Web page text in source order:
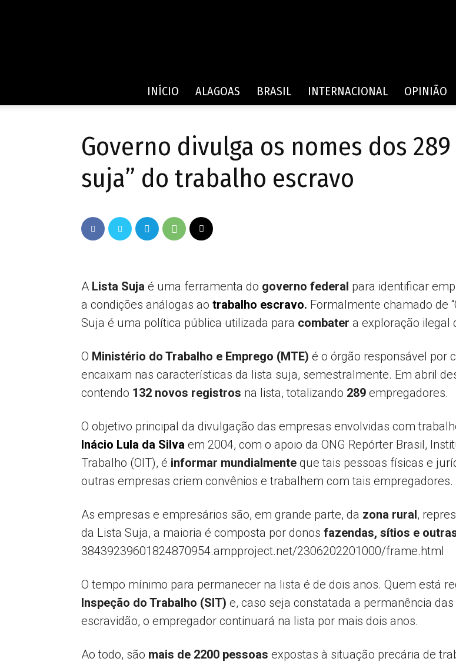
de
Popular
AL
INÍCIO ALAGOAS BRASIL INTERNACIONAL OPINIÃO
Governo divulga os nomes dos
suja” do trabalho escravo
A Lista Suja é uma ferramenta do governo federal para identificar
a condições análogas ao trabalho escravo. Formalmente chamado de
Suja é uma política pública utilizada para combater a exploração ilegal
O Ministério do Trabalho e Emprego (MTE) é o órgão responsável por
encaixam nas características da lista suja, semestralmente. Em abril
contendo 132 novos registros na lista, totalizando 289 empregadores.
O objetivo principal da divulgação das empresas envolvidas com
Inácio Lula da Silva em 2004, com o apoio da ONG Repórter Brasil,
Trabalho (OIT), é informar mundialmente que tais pessoas físicas e
outras empresas criem convênios e trabalhem com tais empregadores.
As empresas e empresários são, em grande parte, da zona rural,
da Lista Suja, a maioria é composta por donos fazendas, sítios e
38439239601824870954.ampproject.net/2306202201000/frame.html
O tempo mínimo para permanecer na lista é de dois anos. Quem está
Inspeção do Trabalho (SIT) e, caso seja constatada a permanência
escravidão, o empregador continuará na lista por mais dois anos.
Ao todo, são mais de 2200 pessoas expostas à situação precária de